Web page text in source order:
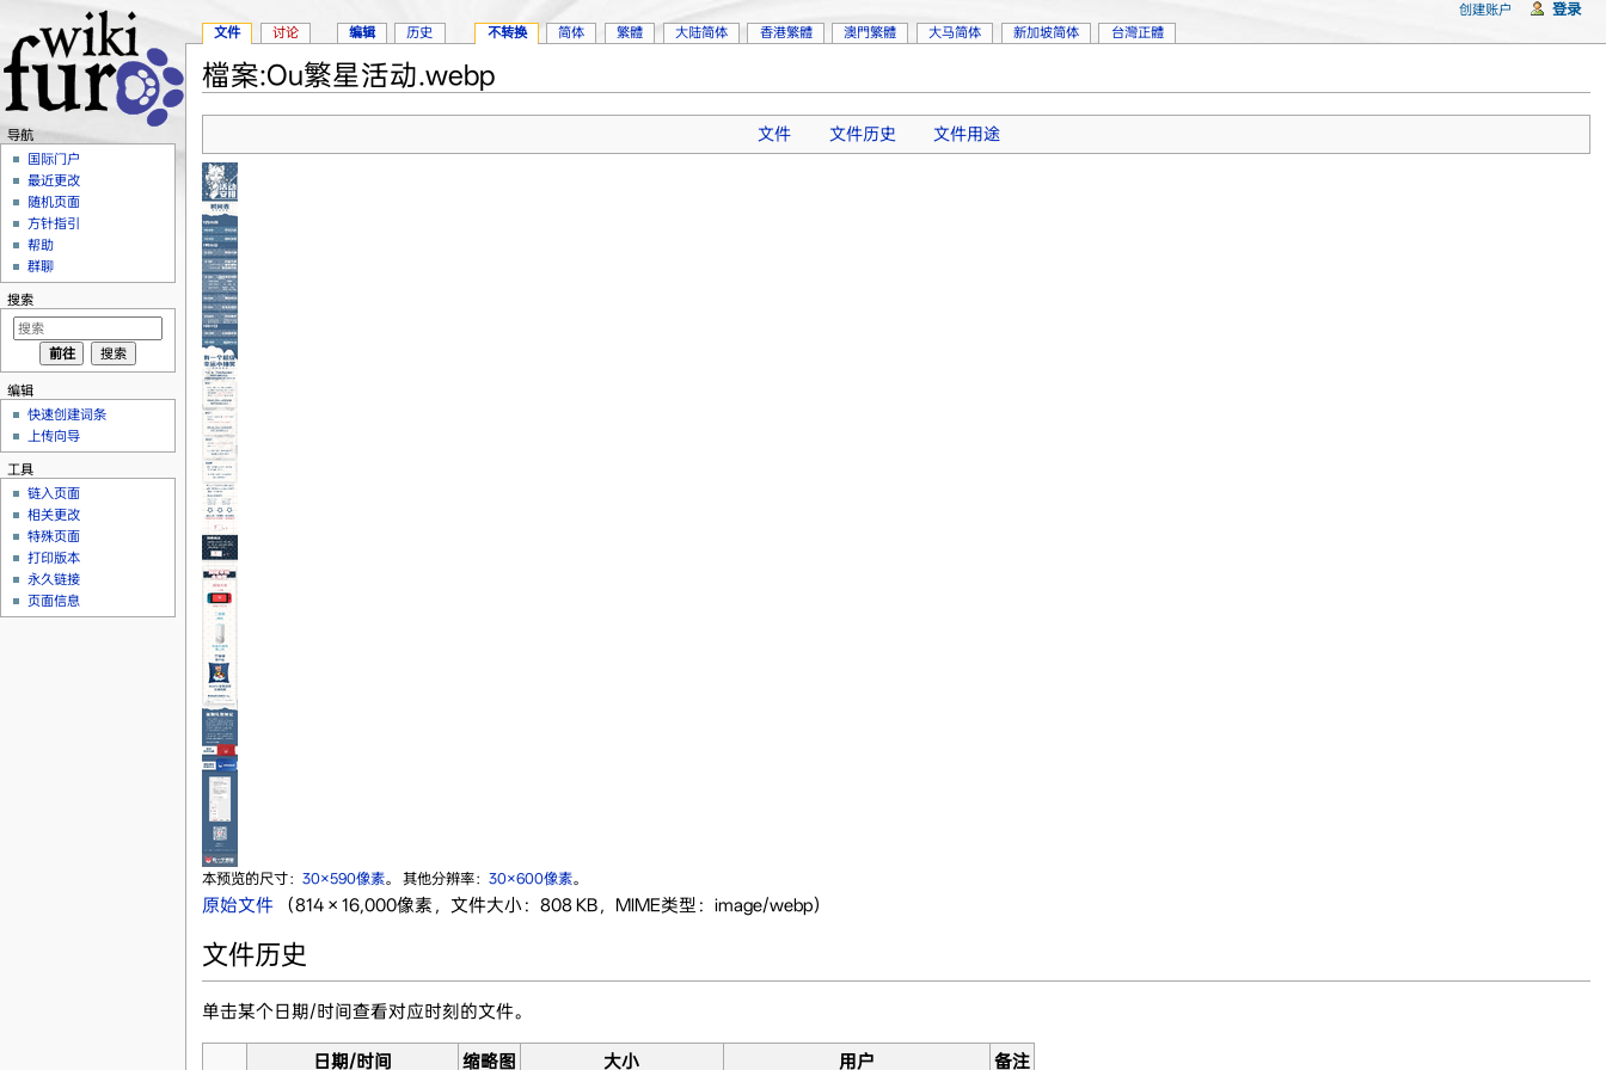
檔案:Ou繁星活动.webp
文件 文件历史 文件用途
本预览的尺寸： 30×590像素。 其他分辨率： 30×600像素。
原始文件‎ （814 × 16,000像素，文件大小：808 KB，MIME类型：image/webp）
文件历史
单击某个日期/时间查看对应时刻的文件。
日期/时间 缩略图 大小 用户 备注
文件 讨论 编辑 历史 不转换 简体 繁體 大陆简体 香港繁體 澳門繁體 大马简体 新加坡简体 台灣正體
创建账户 登录
导航
国际门户
最近更改
随机页面
方针指引
帮助
群聊
搜索
编辑
快速创建词条
上传向导
工具
链入页面
相关更改
特殊页面
打印版本
永久链接
页面信息